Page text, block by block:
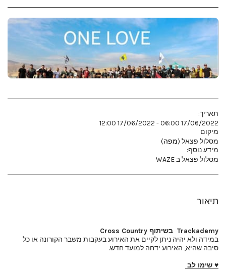
תאריך:
17/06/2022 06:00 - 17/06/2022 12:00
מיקום
מסלול פצאל (מפה)
מידע נוסף:
מסלול פצאל ב WAZE
תיאור
Trackademy בשיתוף Cross Country
במידה ולא יהיה ניתן לקיים את האירוע בעקבות משבר הקורונה או כל
סיבה שהיא, האירוע ידחה למועד חדש.
♥ שימו לב